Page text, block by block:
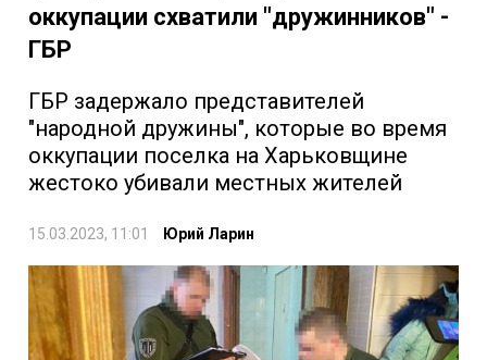
оккупации схватили "дружинников" -
ГБР
ГБР задержало представителей
"народной дружины", которые во время
оккупации поселка на Харьковщине
жестоко убивали местных жителей
15.03.2023, 11:01 Юрий Ларин